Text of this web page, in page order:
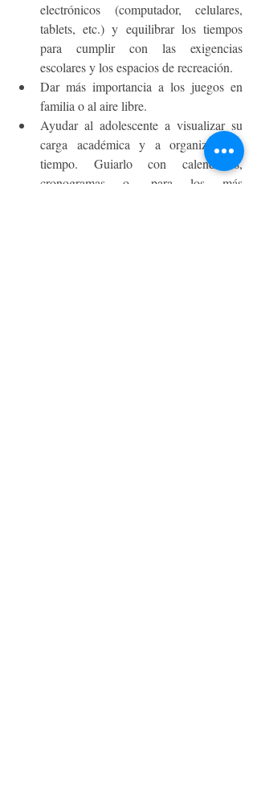
electrónicos (computador, celulares,
tablets, etc.) y equilibrar los tiempos
para cumplir con las exigencias
escolares y los espacios de recreación.
Dar más importancia a los juegos en
familia o al aire libre.
Ayudar al adolescente a visualizar su
carga académica y a organizarse a
tiempo. Guiarlo con calendarios,
cronogramas o, para los más